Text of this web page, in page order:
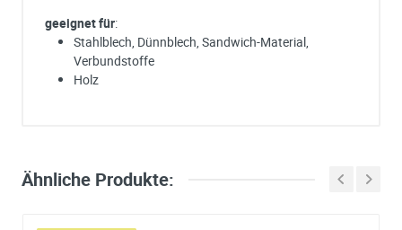
geeignet für:
Stahlblech, Dünnblech, Sandwich-Material,
Verbundstoffe
Holz
Bitte unterbreiten Sie mir ein Angebot:
Bitte teilen Sie uns die gewünschte Menge mit
Ähnliche Produkte: